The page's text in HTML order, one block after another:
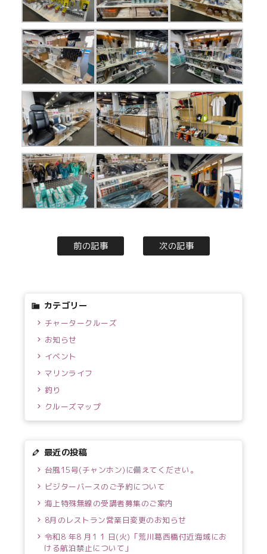
前の記事 次の記事
カテゴリー
チャータークルーズ
お知らせ
イベント
マリンライフ
釣り
クルーズマップ
最近の投稿
台風15号(チャンホン)に備えてください。
ビジターバースのご予約について
海上特殊無線の受講者募集のご案内
8月のレストラン営業日変更のお知らせ
令和8 年8 月1 1 日(火)「荒川葛西橋付近海域にお
ける航泊禁止について」